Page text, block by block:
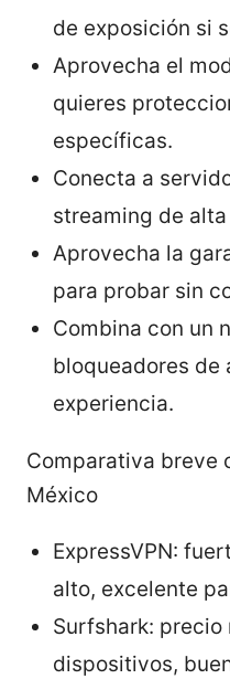
de exposición si
Aprovecha el
quieres
específicas.
Conecta a
streaming de
Aprovecha la
para probar sin
Combina con un
bloqueadores de
experiencia.
Comparativa breve
México
ExpressVPN:
alto, excelente
Surfshark: precio
dispositivos,